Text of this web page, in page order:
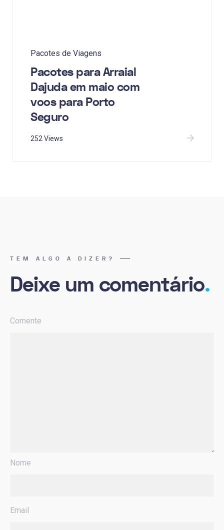
Pacotes de Viagens
Pacotes para Arraial
Dajuda em maio com
voos para Porto
Seguro
252 Views
TEM ALGO A DIZER?
Deixe um comentário.
Comente
Nome
Email